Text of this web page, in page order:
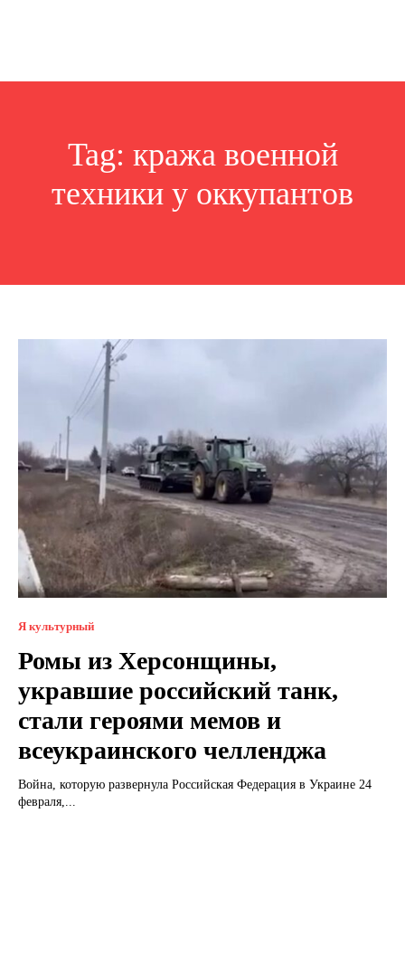
Tag: кража военной
техники у оккупантов
Я культурный
Ромы из Херсонщины,
укравшие российский танк,
стали героями мемов и
всеукраинского челленджа
Война, которую развернула Российская Федерация в Украине 24
февраля,...